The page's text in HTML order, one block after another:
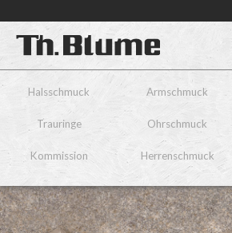
Halsschmuck Armschmuck
Trauringe Ohrschmuck
Kommission Herrenschmuck